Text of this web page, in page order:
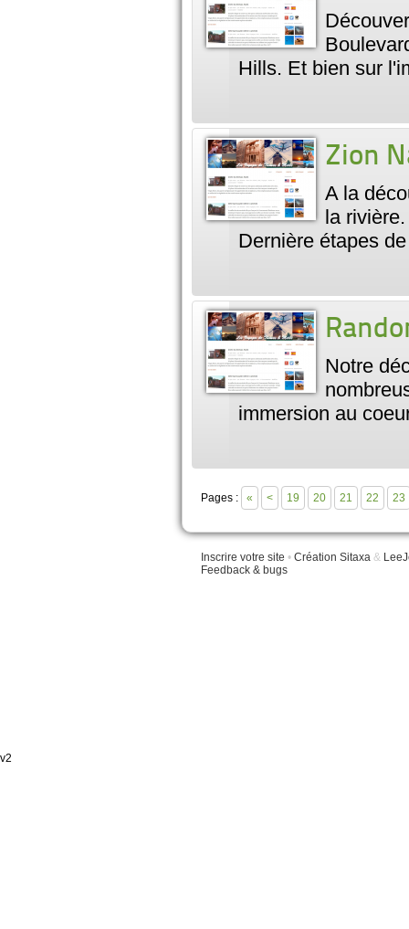
Hills. Et bien sur
Zion
A la
la
Dernière étapes
Notre
immersion au
Pages : « < 19 20 21 22 23
Inscrire votre site • Création Sitaxa &
Feedback & bugs
v2